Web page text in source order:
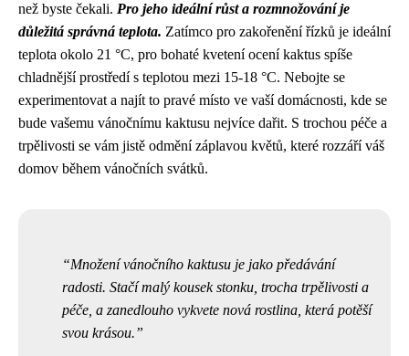
než byste čekali. Pro jeho ideální růst a rozmnožování je
důležitá správná teplota. Zatímco pro zakořenění řízků je ideální
teplota okolo 21 °C, pro bohaté kvetení ocení kaktus spíše
chladnější prostředí s teplotou mezi 15-18 °C. Nebojte se
experimentovat a najít to pravé místo ve vaší domácnosti, kde se
bude vašemu vánočnímu kaktusu nejvíce dařit. S trochou péče a
trpělivosti se vám jistě odmění záplavou květů, které rozzáří váš
domov během vánočních svátků.
Množení vánočního kaktusu je jako předávání
radosti. Stačí malý kousek stonku, trocha trpělivosti a
péče, a zanedlouho vykvete nová rostlina, která potěší
svou krásou.